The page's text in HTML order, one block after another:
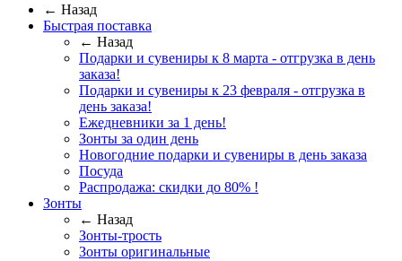
← Назад
Быстрая поставка
← Назад
Подарки и сувениры к 8 марта - отгрузка в день
заказа!
Подарки и сувениры к 23 февраля - отгрузка в
день заказа!
Ежедневники за 1 день!
Зонты за один день
Новогодние подарки и сувениры в день заказа
Посуда
Распродажа: скидки до 80% !
Зонты
← Назад
Зонты-трость
Зонты оригинальные